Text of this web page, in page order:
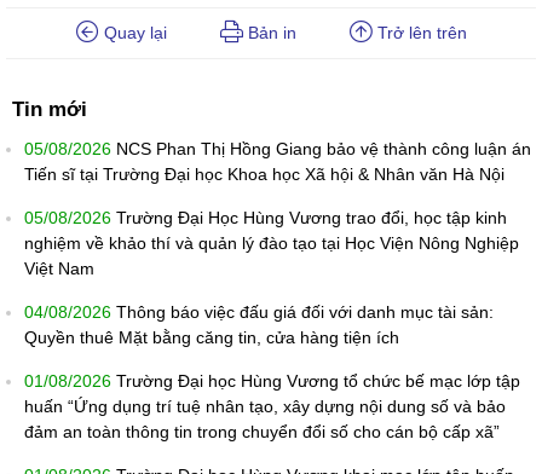
Quay lại Bản in Trở lên trên
Tin mới
05/08/2026 NCS Phan Thị Hồng Giang bảo vệ thành công luận án
Tiến sĩ tại Trường Đại học Khoa học Xã hội & Nhân văn Hà Nội
05/08/2026 Trường Đại Học Hùng Vương trao đổi, học tập kinh
nghiệm về khảo thí và quản lý đào tạo tại Học Viện Nông Nghiệp
Việt Nam
04/08/2026 Thông báo việc đấu giá đối với danh mục tài sản:
Quyền thuê Mặt bằng căng tin, cửa hàng tiện ích
01/08/2026 Trường Đại học Hùng Vương tổ chức bế mạc lớp tập
huấn “Ứng dụng trí tuệ nhân tạo, xây dựng nội dung số và bảo
đảm an toàn thông tin trong chuyển đổi số cho cán bộ cấp xã”